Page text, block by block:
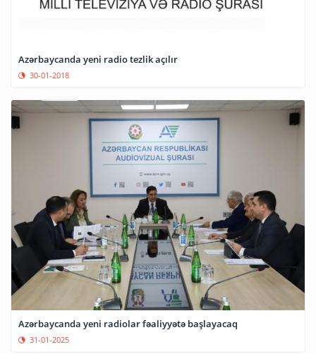
Azərbaycanda yeni radio tezlik açılır
30-01-2018
Azərbaycanda yeni radiolar fəaliyyətə başlayacaq
31-01-2025